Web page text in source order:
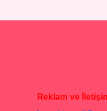
Reklam ve